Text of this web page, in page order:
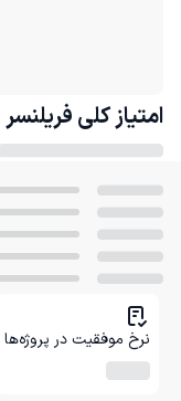
امتیاز کلی فریلنسر
نرخ موفقیت در پروژه‌ها